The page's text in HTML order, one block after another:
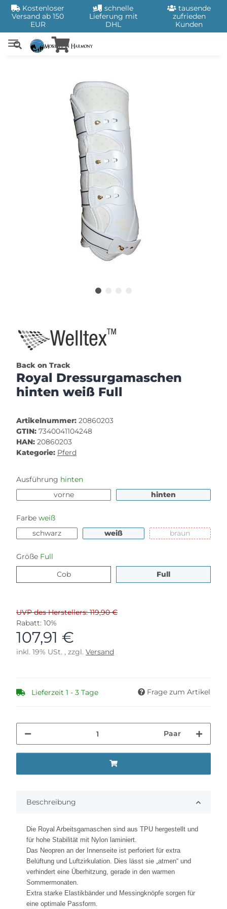
Kostenloser
Versand ab 150
EUR
schnelle
Lieferung mit
DHL
tausende
zufrieden
Kunden
Back on Track
Royal Dressurgamaschen
hinten weiß Full
Artikelnummer: 20860203
GTIN: 7340041104248
HAN: 20860203
Kategorie: Pferd
Ausführung hinten
vornevorne hinten
Farbe weiß
schwarzschwarz weißweiß braun
Größe Full
CobCob FullFull
UVP des Herstellers: 119,90 €
Rabatt: 10%
107,91 €
inkl. 19% USt. , zzgl. Versand
Lieferzeit 1 - 3 Tage Frage zum Artikel
Paar
Beschreibung
Die Royal Arbeitsgamaschen sind aus TPU hergestellt und
für hohe Stabilität mit Nylon laminiert.
Das Neopren an der Innenseite ist perforiert für extra
Belüftung und Luftzirkulation. Dies lässt sie „atmen“ und
verhindert eine Überhitzung, gerade in den warmen
Sommermonaten.
Extra starke Elastikbänder und Messingknöpfe sorgen für
eine optimale Passform.